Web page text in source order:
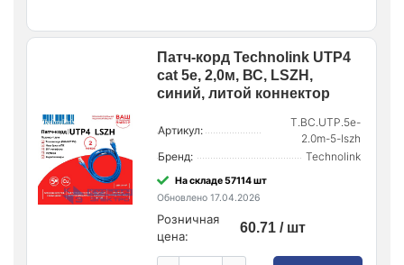
Патч-корд Technolink UTP4
cat 5e, 2,0м, ВС, LSZH,
синий, литой коннектор
Артикул:
T.BC.UTP.5e-
2.0m-5-lszh
Бренд:
Technolink
На складе 57114 шт
Обновлено 17.04.2026
Розничная
цена:
60.71 / шт